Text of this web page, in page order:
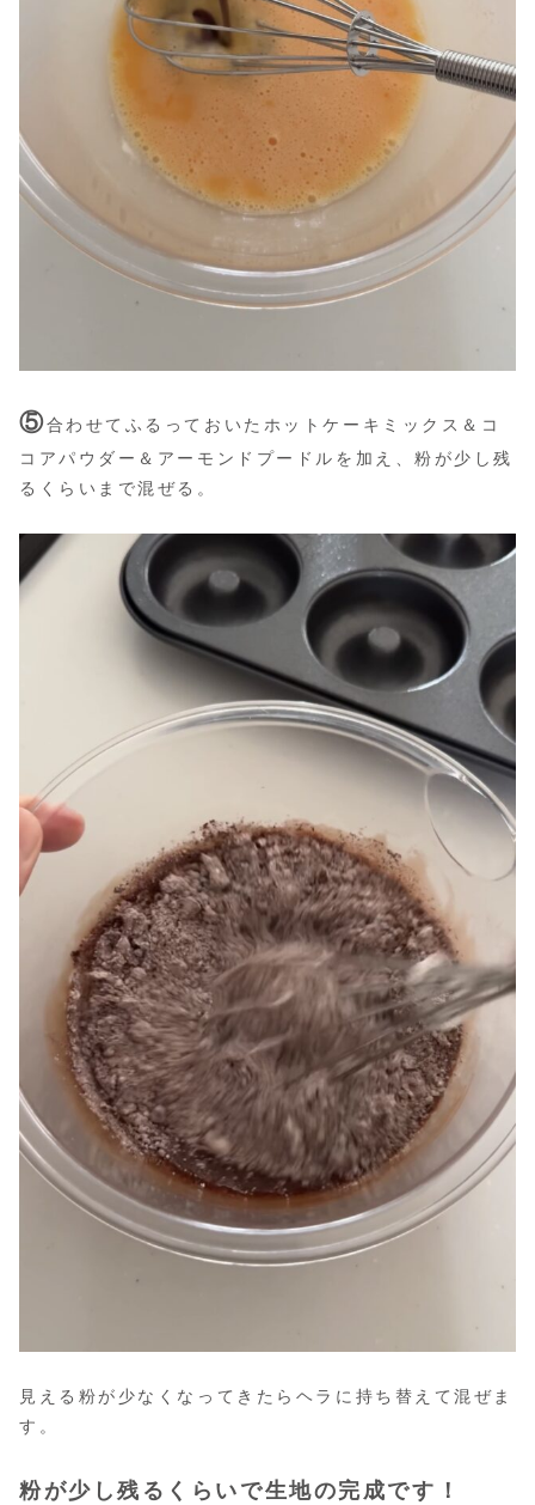
⑤合わせてふるっておいたホットケーキミックス＆コ
コアパウダー＆アーモンドプードルを加え、粉が少し残
るくらいまで混ぜる。
見える粉が少なくなってきたらヘラに持ち替えて混ぜま
す。
粉が少し残るくらいで生地の完成です！